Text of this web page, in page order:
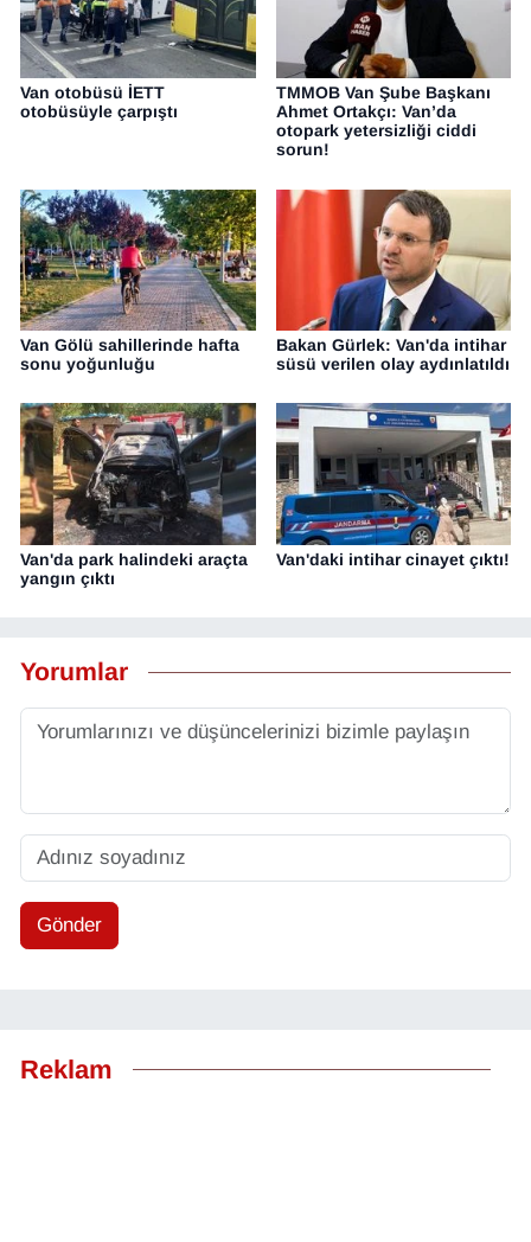
Van otobüsü İETT
otobüsüyle çarpıştı
TMMOB Van Şube Başkanı
Ahmet Ortakçı: Van’da
otopark yetersizliği ciddi
sorun!
Van Gölü sahillerinde hafta
sonu yoğunluğu
Bakan Gürlek: Van'da intihar
süsü verilen olay aydınlatıldı
Van'da park halindeki araçta
yangın çıktı
Van'daki intihar cinayet çıktı!
Yorumlar
Gönder
Reklam